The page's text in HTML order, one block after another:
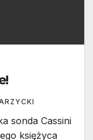
sonda Cassini
księżyca